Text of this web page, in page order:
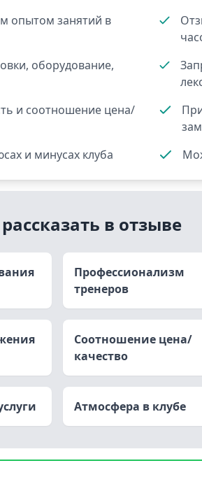
опытом занятий в
оборудование,
и соотношение цена/
и минусах клуба
в отзыве
Профессионализм
тренеров
Соотношение цена/
качество
Атмосфера в клубе